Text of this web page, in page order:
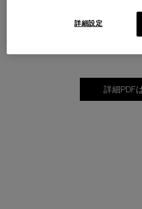
期間：2026年1月5日(月) 〜 1月31日(
詳細PDF
詳細設定